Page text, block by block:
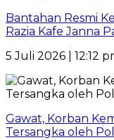
Bantahan Resmi
Razia Kafe Janna
5 Juli 2026 | 12:12
Gawat, Korban
Tersangka oleh